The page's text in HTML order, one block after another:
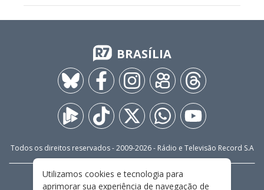
BRASÍLIA
Todos os direitos reservados - 2009-2026- Rádio e Televisão Record S.A
FALE CONOSCO
PRIVACIDADE
Utilizamos cookies e tecnologia para
aprimorar sua experiência de navegação de